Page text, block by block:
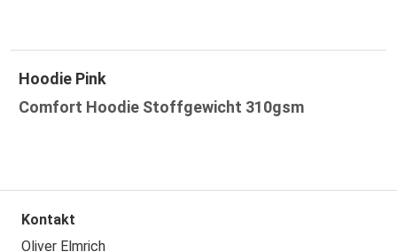
Hoodie Pink
Comfort Hoodie Stoffgewicht 310gsm
Kontakt
Oliver Elmrich